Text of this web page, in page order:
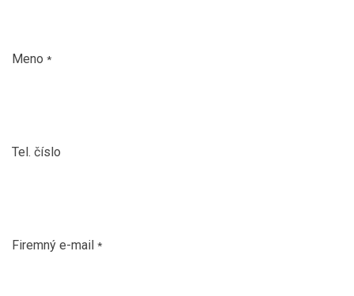
Meno *
Tel. číslo
Firemný e-mail *